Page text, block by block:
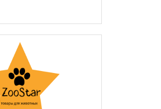
19
hour
51